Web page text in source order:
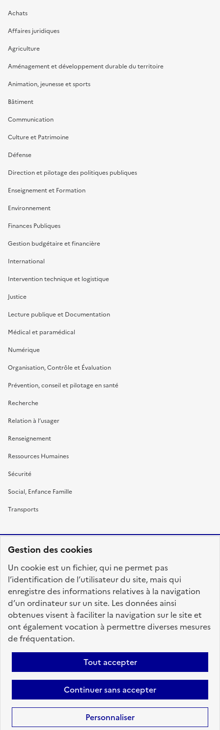
Gestion des cookies
Un cookie est un fichier, qui ne permet pas
l’identification de l’utilisateur du site, mais qui
enregistre des informations relatives à la navigation
d’un ordinateur sur un site. Les données ainsi
obtenues visent à faciliter la navigation sur le site et
ont également vocation à permettre diverses mesures
de fréquentation.
Tout accepter
Continuer sans accepter
Personnaliser
Achats
Affaires juridiques
Agriculture
Aménagement et développement durable du territoire
Animation, jeunesse et sports
Bâtiment
Communication
Culture et Patrimoine
Défense
Direction et pilotage des politiques publiques
Enseignement et Formation
Environnement
Finances Publiques
Gestion budgétaire et financière
International
Intervention technique et logistique
Justice
Lecture publique et Documentation
Médical et paramédical
Numérique
Organisation, Contrôle et Évaluation
Prévention, conseil et pilotage en santé
Recherche
Relation à l’usager
Renseignement
Ressources Humaines
Sécurité
Social, Enfance Famille
Transports
FRANÇAISE
fonction-publique.gouv.fr
legifrance.gouv.fr
gouvernement.fr
Accessibilité : totalement conforme
Personnaliser les cookies
Mentions légales Contact
candidats
Sauf mention contraire, tous les textes de ce site sont sous